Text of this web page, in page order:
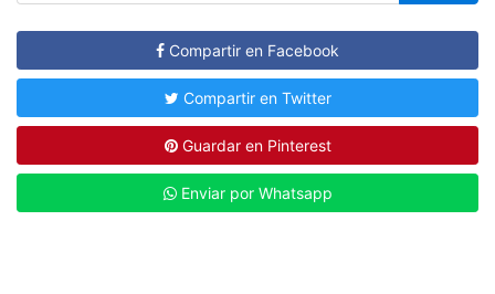
Compartir en Facebook
Compartir en Twitter
Guardar en Pinterest
Enviar por Whatsapp